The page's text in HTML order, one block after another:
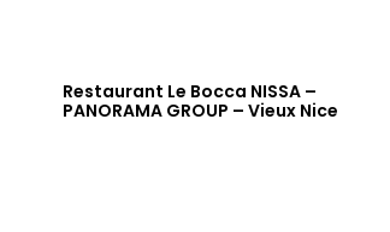
Restaurant Le Bocca NISSA –
PANORAMA GROUP – Vieux Nice